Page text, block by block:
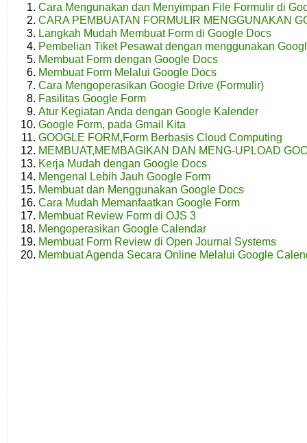
Cara Mengunakan dan Menyimpan File Formulir di
CARA PEMBUATAN FORMULIR MENGGUNAKAN
Langkah Mudah Membuat Form di Google Docs
Pembelian Tiket Pesawat dengan menggunakan
Membuat Form dengan Google Docs
Membuat Form Melalui Google Docs
Cara Mengoperasikan Google Drive (Formulir)
Fasilitas Google Form
Atur Kegiatan Anda dengan Google Kalender
Google Form, pada Gmail Kita
GOOGLE FORM,Form Berbasis Cloud Computing
MEMBUAT,MEMBAGIKAN DAN MENG-UPLOAD
Kerja Mudah dengan Google Docs
Mengenal Lebih Jauh Google Form
Membuat dan Menggunakan Google Docs
Cara Mudah Memanfaatkan Google Form
Membuat Review Form di OJS 3
Mengoperasikan Google Calendar
Membuat Form Review di Open Journal Systems
Membuat Agenda Secara Online Melalui Google